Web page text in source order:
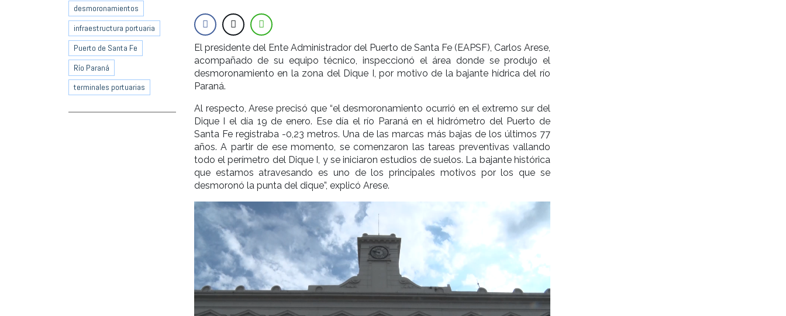
desmoronamientos
infraestructura portuaria
Puerto de Santa Fe
Río Paraná
terminales portuarias
El presidente del Ente Administrador del Puerto de Santa Fe (EAPSF), Carlos Arese,
acompañado de su equipo técnico, inspeccionó el área donde se produjo el
desmoronamiento en la zona del Dique I, por motivo de la bajante hídrica del río
Paraná.
Al respecto, Arese precisó que “el desmoronamiento ocurrió en el extremo sur del
Dique I el día 19 de enero. Ese día el río Paraná en el hidrómetro del Puerto de
Santa Fe registraba -0,23 metros. Una de las marcas más bajas de los últimos 77
años. A partir de ese momento, se comenzaron las tareas preventivas vallando
todo el perímetro del Dique I, y se iniciaron estudios de suelos. La bajante histórica
que estamos atravesando es uno de los principales motivos por los que se
desmoronó la punta del dique”, explicó Arese.
Reproductor